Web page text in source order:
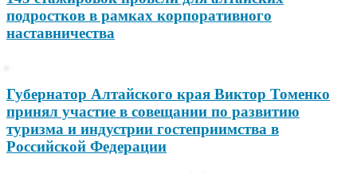
подростков в рамках корпоративного
наставничества
Губернатор Алтайского края Виктор Томенко
принял участие в совещании по развитию
туризма и индустрии гостеприимства в
Российской Федерации